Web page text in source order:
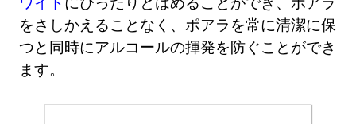
をさしかえることなく、ポアラを常に清潔に保
つと同時にアルコールの揮発を防ぐことができ
ます。